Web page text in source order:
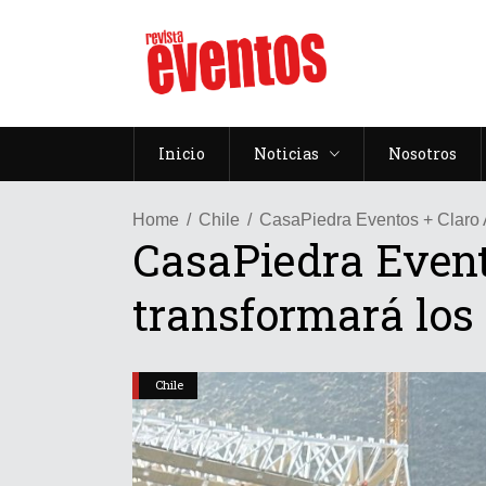
Inicio Noticias Nosotros
Home Chile CasaPiedra Eventos +
CasaPiedra
transformará
Chile